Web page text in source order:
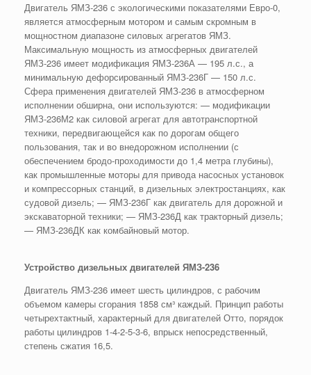
Двигатель ЯМЗ-236 с экологическими показателями Евро-0,
является атмосферным мотором и самым скромным в
мощностном диапазоне силовых агрегатов ЯМЗ.
Максимальную мощность из атмосферных двигателей
ЯМЗ-236 имеет модификация ЯМЗ-236А — 195 л.с., а
минимальную дефорсированный ЯМЗ-236Г — 150 л.с.
Сфера применения двигателей ЯМЗ-236 в атмосферном
исполнении обширна, они используются: — модификации
ЯМЗ-236М2 как силовой агрегат для автотранспортной
техники, передвигающейся как по дорогам общего
пользования, так и во внедорожном исполнении (с
обеспечением бродо-проходимости до 1,4 метра глубины),
как промышленные моторы для привода насосных установок
и компрессорных станций, в дизельных электростанциях, как
судовой дизель; — ЯМЗ-236Г как двигатель для дорожной и
экскаваторной техники; — ЯМЗ-236Д как тракторный дизель;
— ЯМЗ-236ДК как комбайновый мотор.
Устройство дизельных двигателей ЯМЗ-236
Двигатель ЯМЗ-236 имеет шесть цилиндров, с рабочим
объемом камеры сгорания 1858 см³ каждый. Принцип работы
четырехтактный, характерный для двигателей Отто, порядок
работы цилиндров 1-4-2-5-3-6, впрыск непосредственный,
степень сжатия 16,5.